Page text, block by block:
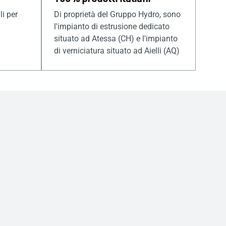
per
Di proprietà del Gruppo Hydro, sono
l'impianto di estrusione dedicato
situato ad Atessa (CH) e l'impianto
di verniciatura situato ad Aielli (AQ)